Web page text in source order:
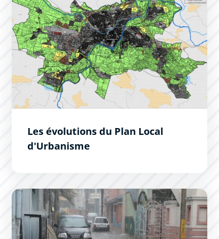
Les évolutions du Plan Local
d'Urbanisme
Réduire la vulnérabilité aux inondations